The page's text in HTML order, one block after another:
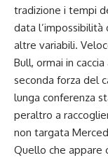
tradizione i tempi
data l’impossibilità
altre variabili.
Bull, ormai in
seconda forza del
lunga conferenza
peraltro a
non targata
Quello che appare